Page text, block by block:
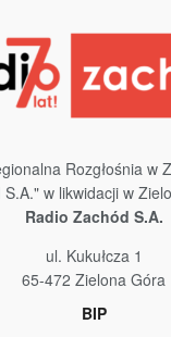
Rozgłośnia w
w likwidacji w
Radio Zachód S.A.
ul. Kukułcza 1
65-472 Zielona Góra
BIP